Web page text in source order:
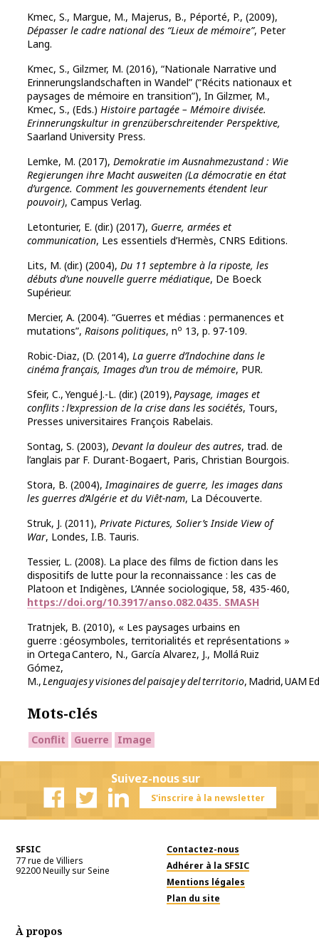
Kmec, S., Margue, M., Majerus, B., Péporté, P., (2009),
Dépasser le cadre national des “Lieux de mémoire”, Peter
Lang.
Kmec, S., Gilzmer, M. (2016), “Nationale Narrative und
Erinnerungslandschaften in Wandel” (“Récits nationaux et
paysages de mémoire en transition”), In Gilzmer, M.,
Kmec, S., (Eds.) Histoire partagée – Mémoire divisée.
Erinnerungskultur in grenzüberschreitender Perspektive,
Saarland University Press.
Lemke, M. (2017), Demokratie im Ausnahmezustand : Wie
Regierungen ihre Macht ausweiten (La démocratie en état
d’urgence. Comment les gouvernements étendent leur
pouvoir), Campus Verlag.
Letonturier, E. (dir.) (2017), Guerre, armées et
communication, Les essentiels d’Hermès, CNRS Editions.
Lits, M. (dir.) (2004), Du 11 septembre à la riposte, les
débuts d’une nouvelle guerre médiatique, De Boeck
Supérieur.
Mercier, A. (2004). “Guerres et médias : permanences et
mutations”, Raisons politiques, no 13, p. 97-109.
Robic-Diaz, (D. (2014), La guerre d’Indochine dans le
cinéma français, Images d’un trou de mémoire, PUR.
Sfeir, C., Yengué J.-L. (dir.) (2019),Paysage, images et
conflits : l’expression de la crise dans les sociétés, Tours,
Presses universitaires François Rabelais.
Sontag, S. (2003), Devant la douleur des autres, trad. de
l’anglais par F. Durant-Bogaert, Paris, Christian Bourgois.
Stora, B. (2004),Imaginaires de guerre, les images dans
les guerres d’Algérie et du Viêt-nam, La Découverte.
Struk, J. (2011), Private Pictures, Solier’s Inside View of
War, Londes, I.B. Tauris.
Tessier, L. (2008). La place des films de fiction dans les
dispositifs de lutte pour la reconnaissance : les cas de
Platoon et Indigènes, L’Année sociologique, 58, 435-460,
https://doi.org/10.3917/anso.082.0435. SMASH
Tratnjek, B. (2010), « Les paysages urbains en
guerre : géosymboles, territorialités et représentations »
in Ortega Cantero, N., García Alvarez, J., Mollá Ruiz
Gómez,
M.,Lenguajes y visiones del paisaje y del territorio, Madrid, UAM
Mots-clés
Conflit Guerre Image
Suivez-nous sur
S'inscrire à la newsletter
SFSIC
77 rue de Villiers
92200Neuilly sur Seine
Contactez-nous
Adhérer à la SFSIC
Mentions légales
Plan du site
À propos